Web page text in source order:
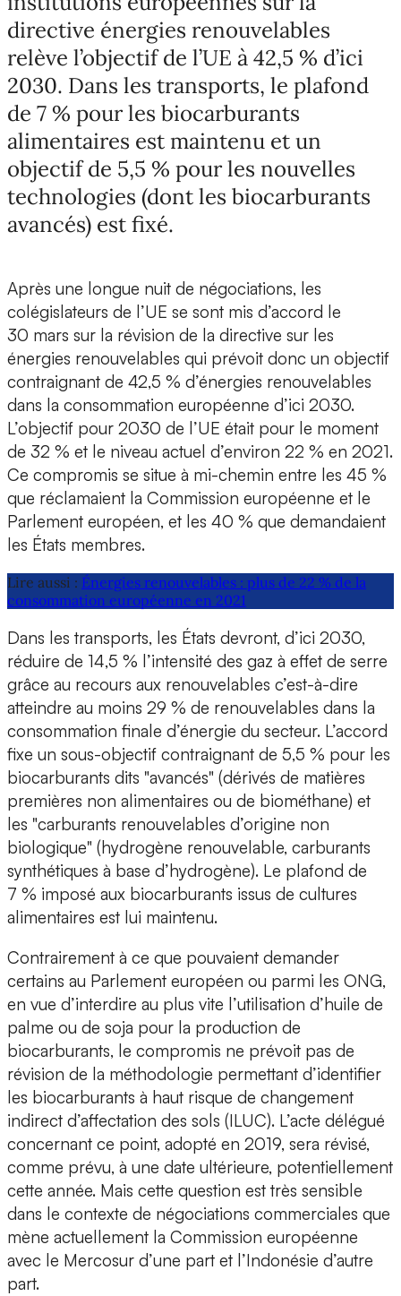
directive énergies renouvelables
relève l’objectif de l’UE à 42,5 % d’ici
2030. Dans les transports, le plafond
de 7 % pour les biocarburants
alimentaires est maintenu et un
objectif de 5,5 % pour les nouvelles
technologies (dont les biocarburants
avancés) est fixé.
Après une longue nuit de négociations, les
colégislateurs de l’UE se sont mis d’accord le
30 mars sur la révision de la directive sur les
énergies renouvelables qui prévoit donc un objectif
contraignant de 42,5 % d’énergies renouvelables
dans la consommation européenne d’ici 2030.
L’objectif pour 2030 de l’UE était pour le moment
de 32 % et le niveau actuel d’environ 22 % en 2021.
Ce compromis se situe à mi-chemin entre les 45 %
que réclamaient la Commission européenne et le
Parlement européen, et les 40 % que demandaient
les États membres.
Lire aussi : Énergies renouvelables : plus de 22 % de la
consommation européenne en 2021
Dans les transports, les États devront, d’ici 2030,
réduire de 14,5 % l’intensité des gaz à effet de serre
grâce au recours aux renouvelables c’est-à-dire
atteindre au moins 29 % de renouvelables dans la
consommation finale d’énergie du secteur. L’accord
fixe un sous-objectif contraignant de 5,5 % pour les
biocarburants dits "avancés" (dérivés de matières
premières non alimentaires ou de biométhane) et
les "carburants renouvelables d’origine non
biologique" (hydrogène renouvelable, carburants
synthétiques à base d’hydrogène). Le plafond de
7 % imposé aux biocarburants issus de cultures
alimentaires est lui maintenu.
Contrairement à ce que pouvaient demander
certains au Parlement européen ou parmi les ONG,
en vue d’interdire au plus vite l’utilisation d’huile de
palme ou de soja pour la production de
biocarburants, le compromis ne prévoit pas de
révision de la méthodologie permettant d’identifier
les biocarburants à haut risque de changement
indirect d’affectation des sols (ILUC). L’acte délégué
concernant ce point, adopté en 2019, sera révisé,
comme prévu, à une date ultérieure, potentiellement
cette année. Mais cette question est très sensible
dans le contexte de négociations commerciales que
mène actuellement la Commission européenne
avec le Mercosur d’une part et l’Indonésie d’autre
part.